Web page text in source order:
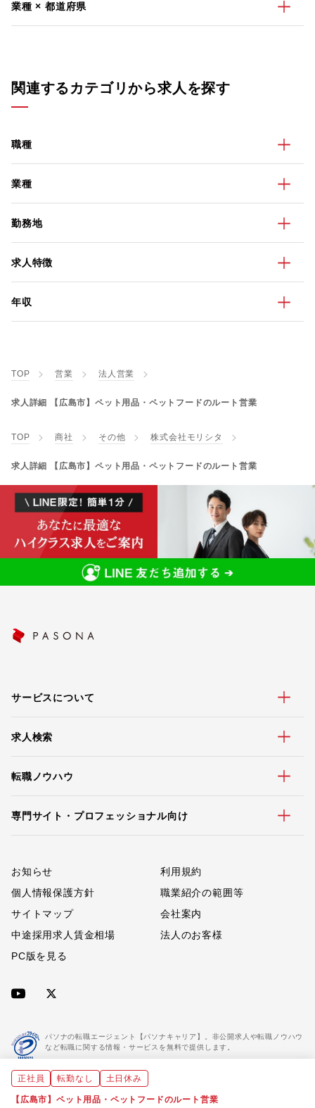
業種 × 都道府県
関連するカテゴリから求人を探す
職種
業種
勤務地
求人特徴
年収
TOP 営業 法人営業
求人詳細 【広島市】ペット用品・ペットフードのルート営業
TOP 商社 その他 株式会社モリシタ
求人詳細 【広島市】ペット用品・ペットフードのルート営業
サービスについて
求人検索
転職ノウハウ
専門サイト・プロフェッショナル向け
お知らせ
利用規約
個人情報保護方針
職業紹介の範囲等
サイトマップ
会社案内
中途採用求人賃金相場
法人のお客様
PC版を見る
パソナの転職エージェント【パソナキャリア】。非公開求人や転職ノウハウ
など転職に関する情報・サービスを無料で提供します。
「パソナキャリア」は職業紹介優良事業者に認定されています。
正社員 転勤なし 土日休み
【広島市】ペット用品・ペットフードのルート営業